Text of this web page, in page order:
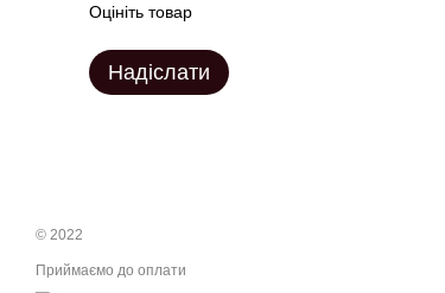
Оцініть товар
Надіслати
© 2022
Приймаємо до оплати